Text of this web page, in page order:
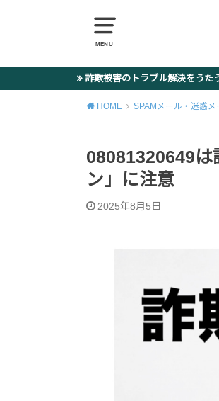
MENU
詐欺被害のトラブル解決をう
HOME SPAMメール・迷惑メ
08081320649は
ン」に注意
2025年8月5日